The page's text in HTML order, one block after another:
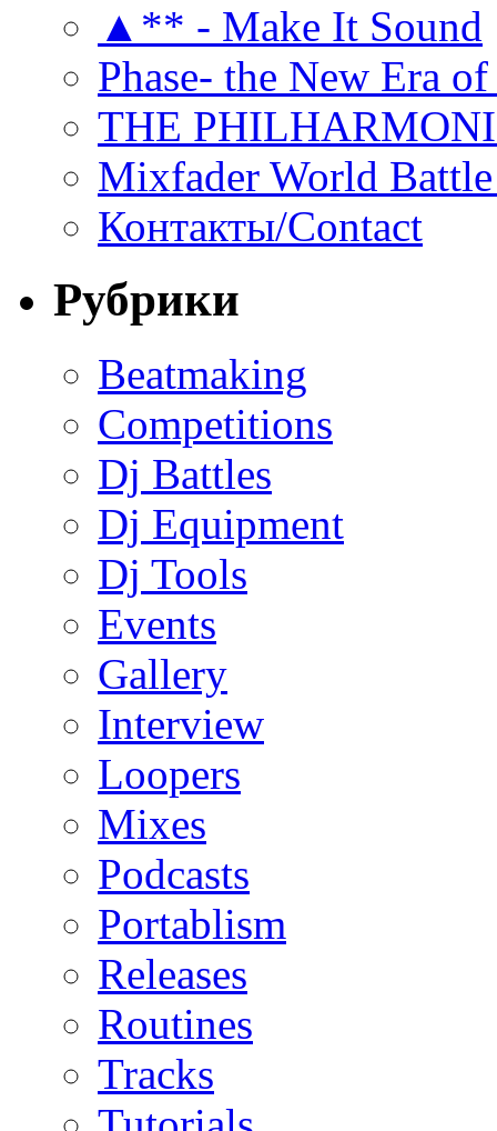
▲** - Make It Sound
Phase- the New Era
THE
Mixfader World
Контакты/Contact
Рубрики
Beatmaking
Competitions
Dj Battles
Dj Equipment
Dj Tools
Events
Gallery
Interview
Loopers
Mixes
Podcasts
Portablism
Releases
Routines
Tracks